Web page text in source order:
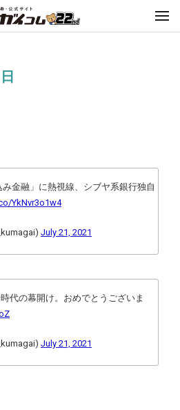
金融」に熱視線、シブヤ系銀行独自
YkNvr3o1w4
July 21, 2021
代の幕開け。おめでとうございま
July 21, 2021